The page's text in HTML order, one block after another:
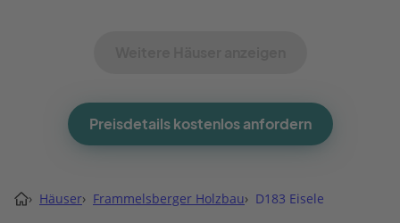
Preisdetails kostenlos anfordern
› Häuser› Frammelsberger Holzbau› D183 Eisele